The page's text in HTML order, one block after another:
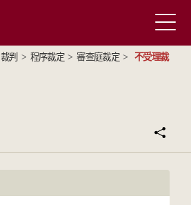
裁判 > 程序裁定 > 審查庭裁定 >
不受理裁